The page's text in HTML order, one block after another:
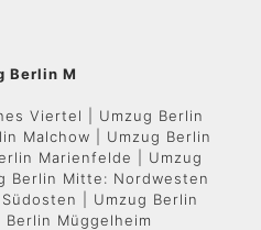
Berlin M
Viertel | Umzug Berlin
Malchow | Umzug Berlin
Marienfelde | Umzug
Berlin Mitte: Nordwesten
| Umzug Berlin
Müggelheim